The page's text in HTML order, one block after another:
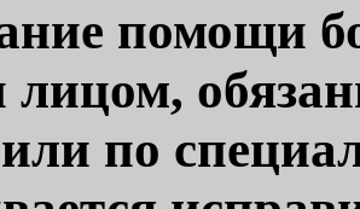
помощи
по